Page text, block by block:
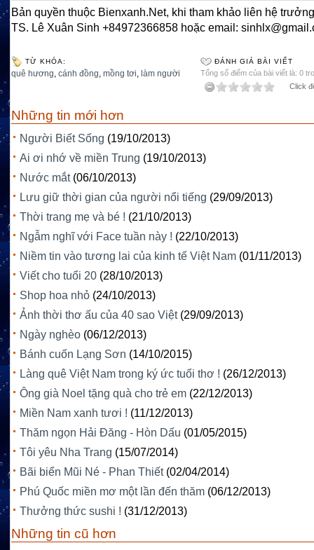
Bản quyền thuộc Bienxanh.Net, khi tham khảo liên hệ
TS. Lê Xuân Sinh +84972366858 hoặc email:
TỪ KHÓA:
quê hương, cánh đồng, mồng tơi, làm người
ĐÁNH GIÁ BÀI VIẾT
Tổng số điểm của bài viết là: 0
Click
Những tin mới hơn
Người Biết Sống (19/10/2013)
Ai ơi nhớ về miền Trung (19/10/2013)
Nước mắt (06/10/2013)
Lưu giữ thời gian của người nổi tiếng (29/09/2013)
Thời trang mẹ và bé ! (21/10/2013)
Ngẫm nghĩ với Face tuần này ! (22/10/2013)
Niềm tin vào tương lai của kinh tế Việt Nam (01/11/2013)
Viết cho tuổi 20 (28/10/2013)
Shop hoa nhỏ (24/10/2013)
Ảnh thời thơ ấu của 40 sao Việt (29/09/2013)
Ngày nghèo (06/12/2013)
Bánh cuốn Lạng Sơn (14/10/2015)
Làng quê Việt Nam trong ký ức tuổi thơ ! (26/12/2013)
Ông già Noel tặng quà cho trẻ em (22/12/2013)
Miền Nam xanh tươi ! (11/12/2013)
Thăm ngọn Hải Đăng - Hòn Dấu (01/05/2015)
Tôi yêu Nha Trang (15/07/2014)
Bãi biển Mũi Né - Phan Thiết (02/04/2014)
Phú Quốc miền mơ một lần đến thăm (06/12/2013)
Thưởng thức sushi ! (31/12/2013)
Những tin cũ hơn